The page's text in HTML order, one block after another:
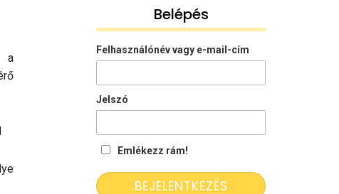
a
Belépés
Felhasználónév vagy e-mail-cím
Jelszó
Emlékezz rám!